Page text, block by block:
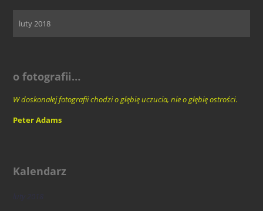
o fotografii…
W doskonałej fotografii chodzi o głębię uczucia, nie o głębię ostrości.
Peter Adams
Kalendarz
luty 2018